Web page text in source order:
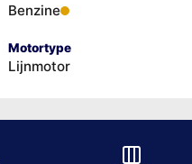
Benzine
Motortype
Lijnmotor